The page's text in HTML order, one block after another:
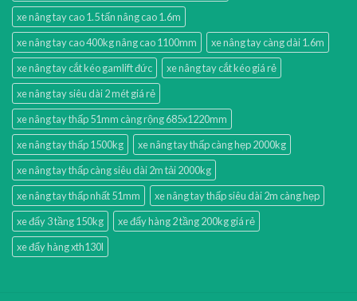
xe nâng tay cao 1.5 tấn nâng cao 1.6m
xe nâng tay cao 400kg nâng cao 1100mm
xe nâng tay càng dài 1.6m
xe nâng tay cắt kéo gamlift đức
xe nâng tay cắt kéo giá rẻ
xe nâng tay siêu dài 2 mét giá rẻ
xe nâng tay thấp 51mm càng rộng 685x1220mm
xe nâng tay thấp 1500kg
xe nâng tay thấp càng hẹp 2000kg
xe nâng tay thấp càng siêu dài 2m tải 2000kg
xe nâng tay thấp nhất 51mm
xe nâng tay thấp siêu dài 2m càng hẹp
xe đẩy 3 tầng 150kg
xe đẩy hàng 2 tầng 200kg giá rẻ
xe đẩy hàng xth130l